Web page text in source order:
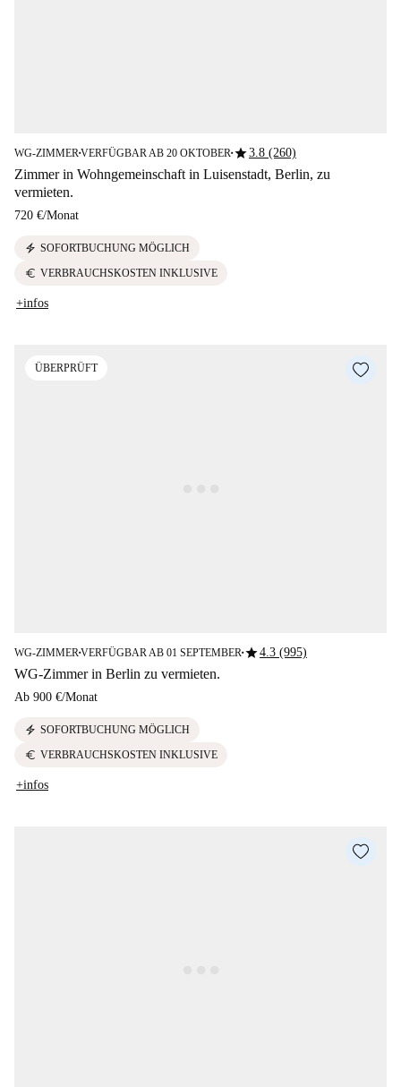
WG-ZIMMER■VERFÜGBAR AB 20 OKTOBER■star3.8 (260)
Zimmer in Wohngemeinschaft in Luisenstadt, Berlin, zu
vermieten.
720 €/Monat
electric_bolt SOFORTBUCHUNG MÖGLICH
euro VERBRAUCHSKOSTEN INKLUSIVE
+infos
ÜBERPRÜFT
WG-ZIMMER ■VERFÜGBAR AB 01 SEPTEMBER ■star4.3 (995)
WG-Zimmer in Berlin zu vermieten.
Ab 900 €/Monat
electric_bolt SOFORTBUCHUNG MÖGLICH
euro VERBRAUCHSKOSTEN INKLUSIVE
+infos